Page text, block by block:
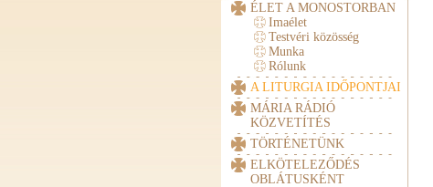
ÉLET A MONOSTORBAN
Imaélet
Testvéri közösség
Munka
Rólunk
A LITURGIA IDŐPONTJAI
MÁRIA RÁDIÓ
KÖZVETÍTÉS
TÖRTÉNETÜNK
ELKÖTELEZŐDÉS
OBLÁTUSKÉNT